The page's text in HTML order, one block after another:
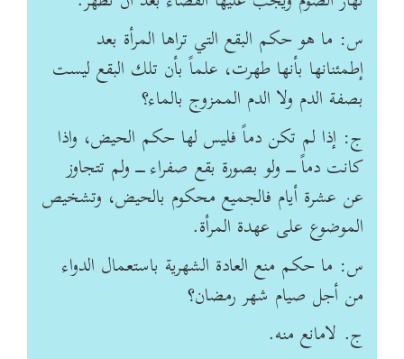
س: ما هو حكم البقع التي تراها المرأة بعد
إطمئنانها بأنها طهرت، علماً بأن تلك البقع ليست
بصفة الدم ولا الدم الممزوج بالماء؟
ج: إذا لم تكن دماً فليس لها حكم الحيض، واذا
كانت دماً ـــ ولو بصورة بقع صفراء ـــ ولم تتجاوز
عن عشرة أيام فالجميع محكوم بالحيض، وتشخيص
الموضوع على عهدة المرأة.
س: ما حکم منع العادة‌ الشهرية‌ باستعمال الدواء
من أجل صيام شهر رمضان؟
ج. لامانع منه.